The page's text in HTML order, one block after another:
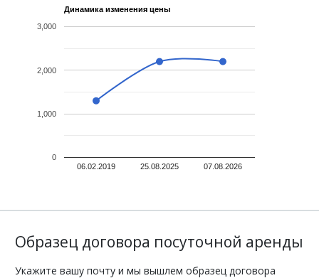
Динамика изменения цены
06.02.2019 25.08.2025 07.08.2026
0
1,000
2,000
3,000
Образец договора посуточной аренды
Укажите вашу почту и мы вышлем образец договора